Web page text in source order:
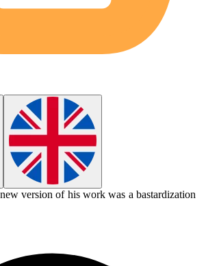
version of his work was a bastardization